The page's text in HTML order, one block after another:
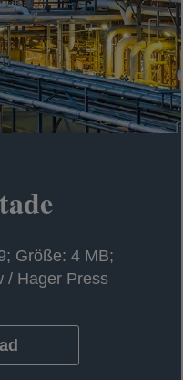
Größe: 4 MB;
/ Hager Press
Registerkarte